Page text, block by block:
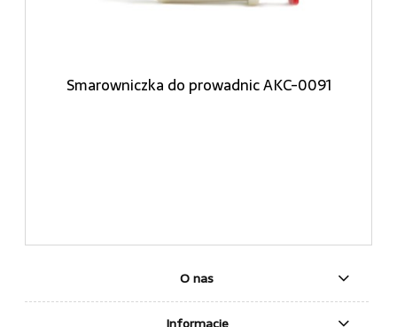
Smarowniczka do prowadnic AKC-0091
O nas